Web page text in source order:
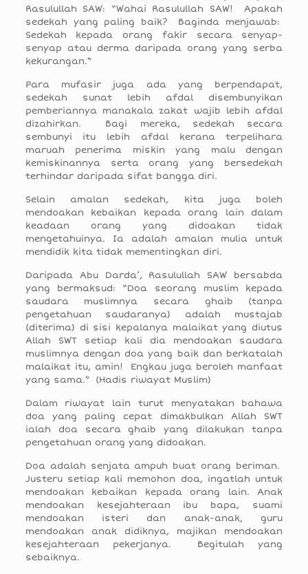
Rasulullah SAW: “Wahai Rasulullah SAW! Apakah
sedekah yang paling baik? Baginda menjawab:
Sedekah kepada orang fakir secara senyap-
senyap atau derma daripada orang yang serba
kekurangan.”
Para mufasir juga ada yang berpendapat,
sedekah sunat lebih afdal disembunyikan
pemberiannya manakala zakat wajib lebih afdal
dizahirkan. Bagi mereka, sedekah secara
sembunyi itu lebih afdal kerana terpelihara
maruah penerima miskin yang malu dengan
kemiskinannya serta orang yang bersedekah
terhindar daripada sifat bangga diri.
Selain amalan sedekah, kita juga boleh
mendoakan kebaikan kepada orang lain dalam
keadaan orang yang didoakan tidak
mengetahuinya. Ia adalah amalan mulia untuk
mendidik kita tidak mementingkan diri.
Daripada Abu Darda’, Rasulullah SAW bersabda
yang bermaksud: “Doa seorang muslim kepada
saudara muslimnya secara ghaib (tanpa
pengetahuan saudaranya) adalah mustajab
(diterima) di sisi kepalanya malaikat yang diutus
Allah SWT setiap kali dia mendoakan saudara
muslimnya dengan doa yang baik dan berkatalah
malaikat itu, amin! Engkau juga beroleh manfaat
yang sama.” (Hadis riwayat Muslim)
Dalam riwayat lain turut menyatakan bahawa
doa yang paling cepat dimakbulkan Allah SWT
ialah doa secara ghaib yang dilakukan tanpa
pengetahuan orang yang didoakan.
Doa adalah senjata ampuh buat orang beriman.
Justeru setiap kali memohon doa, ingatlah untuk
mendoakan kebaikan kepada orang lain. Anak
mendoakan kesejahteraan ibu bapa, suami
mendoakan isteri dan anak-anak, guru
mendoakan anak didiknya, majikan mendoakan
kesejahteraan pekerjanya. Begitulah yang
sebaiknya.